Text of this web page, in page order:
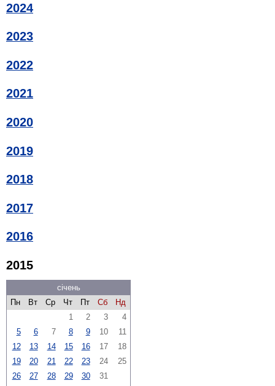
2024
2023
2022
2021
2020
2019
2018
2017
2016
2015
січень
Пн
Вт Ср Чт Пт Сб
Нд
1
2 3
4
5
6 7 8 9 10
11
12
13 14 15 16 17
18
19
20 21 22 23 24
25
26
27 28 29 30 31